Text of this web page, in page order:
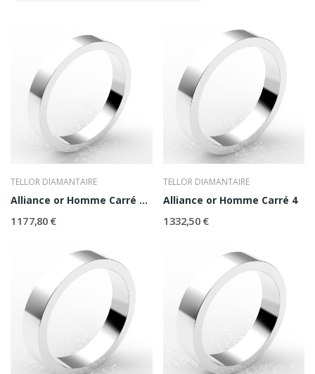
TELLOR DIAMANTAIRE
Alliance or Homme Carré 3,5
1 177,80 €
TELLOR DIAMANTAIRE
Alliance or Homme Carré 4
1 332,50 €